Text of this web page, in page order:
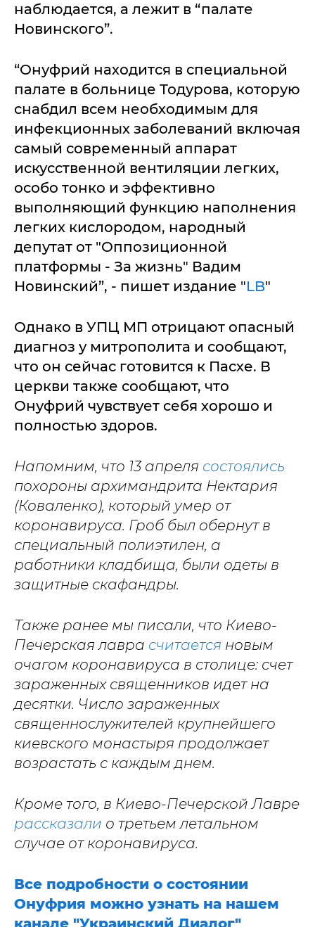
наблюдается, а лежит в “палате
Новинского”.
“Онуфрий находится в специальной
палате в больнице Тодурова, которую
снабдил всем необходимым для
инфекционных заболеваний включая
самый современный аппарат
искусственной вентиляции легких,
особо тонко и эффективно
выполняющий функцию наполнения
легких кислородом, народный
депутат от "Оппозиционной
платформы - За жизнь" Вадим
Новинский”, - пишет издание "LB"
Однако в УПЦ МП отрицают опасный
диагноз у митрополита и сообщают,
что он сейчас готовится к Пасхе. В
церкви также сообщают, что
Онуфрий чувствует себя хорошо и
полностью здоров.
Напомним, что 13 апреля состоялись
похороны архимандрита Нектария
(Коваленко), который умер от
коронавируса. Гроб был обернут в
специальный полиэтилен, а
работники кладбища, были одеты в
защитные скафандры.
Также ранее мы писали, что Киево-
Печерская лавра считается новым
очагом коронавируса в столице: счет
зараженных священников идет на
десятки. Число зараженных
священнослужителей крупнейшего
киевского монастыря продолжает
возрастать с каждым днем.
Кроме того, в Киево-Печерской Лавре
рассказали о третьем летальном
случае от коронавируса.
Все подробности о состоянии
Онуфрия можно узнать на нашем
канале "Украинский Диалог"